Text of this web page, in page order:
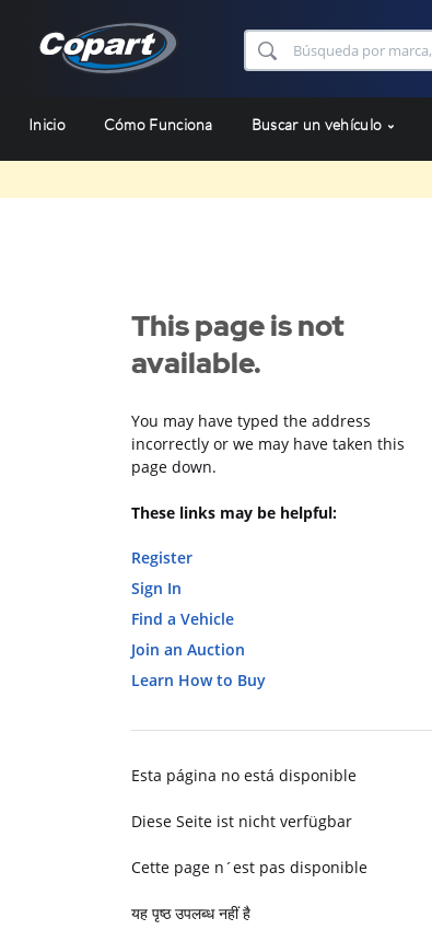
Inicio Cómo Funciona Buscar un vehículo
This page is not
available.
You may have typed the address
incorrectly or we may have taken this
page down.
These links may be helpful:
Register
Sign In
Find a Vehicle
Join an Auction
Learn How to Buy
Esta página no está disponible
Diese Seite ist nicht verfügbar
Cette page n´est pas disponible
यह पृष्ठ उपलब्ध नहीं है